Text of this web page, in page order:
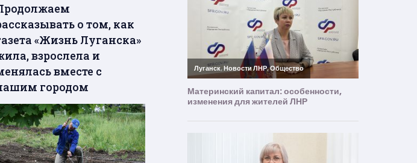
о том, как
«Жизнь Луганска»
взрослела и
вместе с
городом